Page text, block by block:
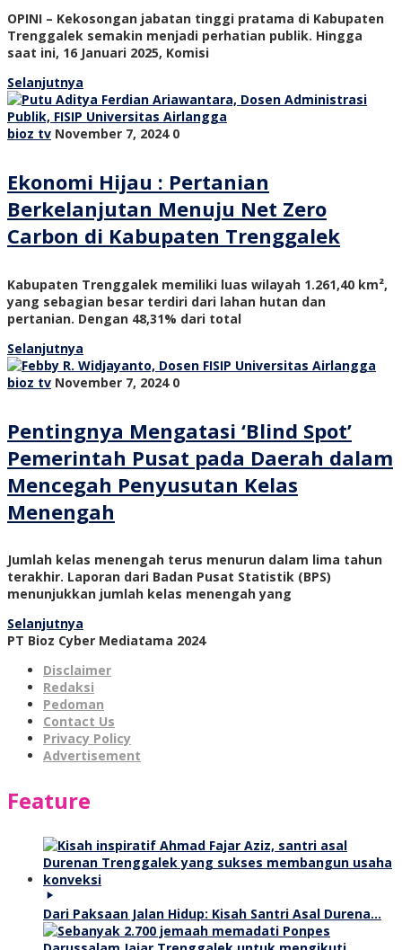
OPINI – Kekosongan jabatan tinggi pratama di Kabupaten
Trenggalek semakin menjadi perhatian publik. Hingga
saat ini, 16 Januari 2025, Komisi
Selanjutnya
bioz tv November 7, 2024 0
Ekonomi Hijau : Pertanian
Berkelanjutan Menuju Net Zero
Carbon di Kabupaten Trenggalek
Kabupaten Trenggalek memiliki luas wilayah 1.261,40 km²,
yang sebagian besar terdiri dari lahan hutan dan
pertanian. Dengan 48,31% dari total
Selanjutnya
bioz tv November 7, 2024 0
Pentingnya Mengatasi ‘Blind Spot’
Pemerintah Pusat pada Daerah dalam
Mencegah Penyusutan Kelas
Menengah
Jumlah kelas menengah terus menurun dalam lima tahun
terakhir. Laporan dari Badan Pusat Statistik (BPS)
menunjukkan jumlah kelas menengah yang
Selanjutnya
PT Bioz Cyber Mediatama 2024
Disclaimer
Redaksi
Pedoman
Contact Us
Privacy Policy
Advertisement
Feature
Dari Paksaan Jalan Hidup: Kisah Santri Asal Durena…